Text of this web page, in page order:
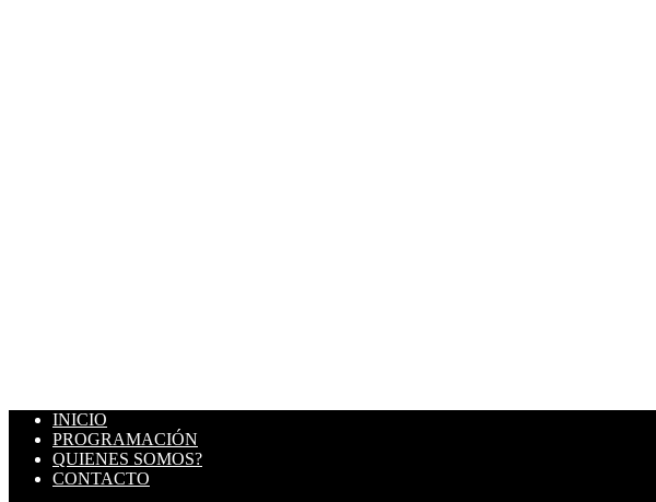
INICIO
PROGRAMACIÓN
QUIENES SOMOS?
CONTACTO